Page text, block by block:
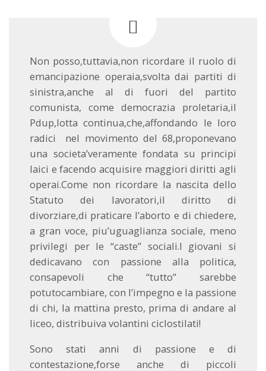
Non posso,tuttavia,non ricordare il ruolo di
emancipazione operaia,svolta dai partiti di
sinistra,anche al di fuori del partito
comunista, come democrazia proletaria,il
Pdup,lotta continua,che,affondando le loro
radici nel movimento del 68,proponevano
una societa’veramente fondata su principi
laici e facendo acquisire maggiori diritti agli
operai.Come non ricordare la nascita dello
Statuto dei lavoratori,il diritto di
divorziare,di praticare l’aborto e di chiedere,
a gran voce, piu’uguaglianza sociale, meno
privilegi per le “caste” sociali.I giovani si
dedicavano con passione alla politica,
consapevoli che “tutto” sarebbe
potutocambiare, con l’impegno e la passione
di chi, la mattina presto, prima di andare al
liceo, distribuiva volantini ciclostilati!
Sono stati anni di passione e di
contestazione,forse anche di piccoli